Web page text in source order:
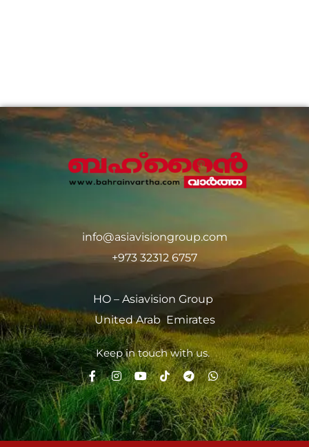
info@asiavisiongroup.com
+973 32312 6757
HO – Asiavision Group
United Arab Emirates
Keep in touch with us.